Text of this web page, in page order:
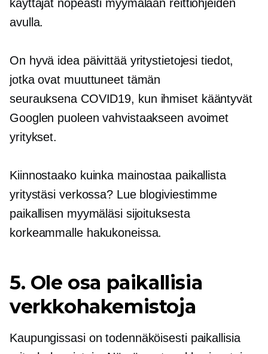
käyttäjät nopeasti myymälään reittiohjeiden
avulla.
On hyvä idea päivittää yritystietojesi tiedot,
jotka ovat muuttuneet tämän
seurauksena COVID19, kun ihmiset kääntyvät
Googlen puoleen vahvistaakseen avoimet
yritykset.
Kiinnostaako kuinka mainostaa paikallista
yritystäsi verkossa? Lue blogiviestimme
paikallisen myymäläsi sijoituksesta
korkeammalle hakukoneissa.
5. Ole osa paikallisia
verkkohakemistoja
Kaupungissasi on todennäköisesti paikallisia